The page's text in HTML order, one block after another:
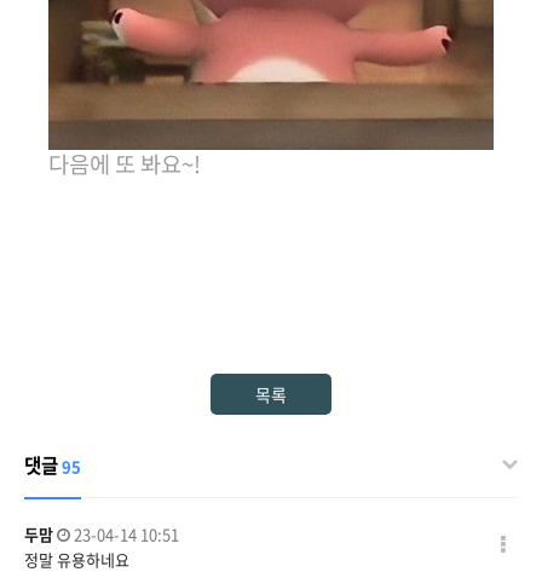
다음에 또 봐요~!
목록
댓글95
두맘
23-04-14 10:51
정말 유용하네요